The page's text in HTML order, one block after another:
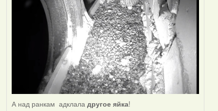
А над ранкам адклала другое яйка!